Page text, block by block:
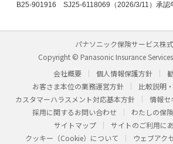
B25-901916 SJ25-6118069（2026/3/11）承
パナソニック保険サービス株
Copyright © Panasonic Insurance
会社概要
個人情報保護方針
お客さま本位の業務運営方針
比較説明
カスタマーハラスメント対応基本方針
情報セ
採用に関するお問い合わせ
わたしの保
サイトマップ
サイトのご利用に
クッキー（Cookie）について
ウェブアク